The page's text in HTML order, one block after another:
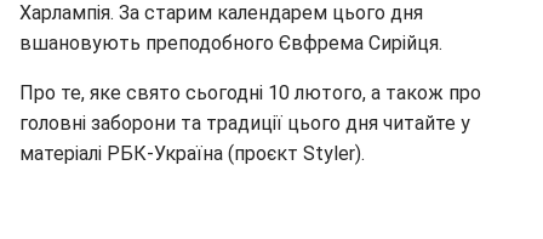
Харлампія. За старим календарем цього дня
вшановують преподобного Євфрема Сирійця.
Про те, яке свято сьогодні 10 лютого, а також про
головні заборони та традиції цього дня читайте у
матеріалі РБК-Україна (проєкт Styler).